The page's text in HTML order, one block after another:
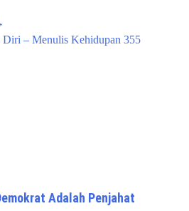
Diri – Menulis Kehidupan 355
Adalah Penjahat